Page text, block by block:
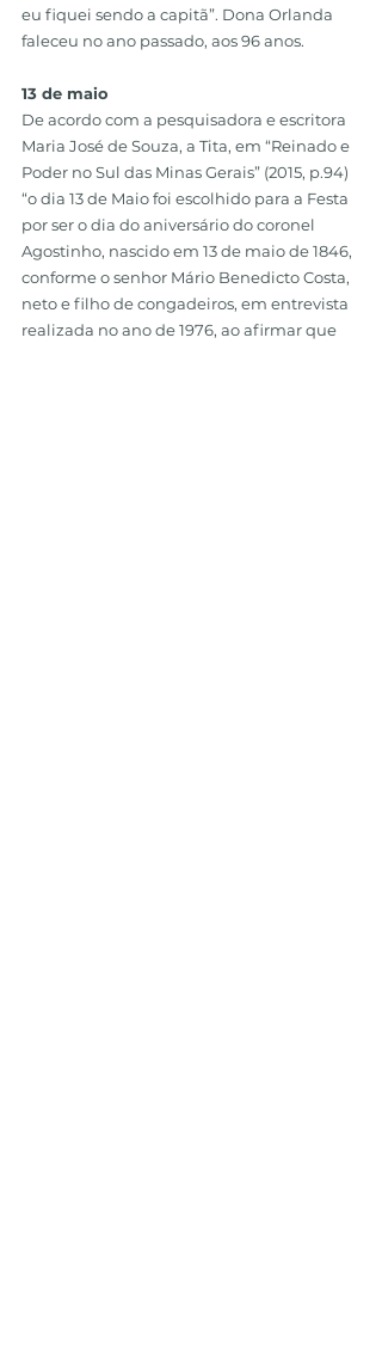
eu fiquei sendo a capitã”. Dona Orlanda
faleceu no ano passado, aos 96 anos.
13 de maio
De acordo com a pesquisadora e escritora
Maria José de Souza, a Tita, em “Reinado e
Poder no Sul das Minas Gerais” (2015, p.94)
“o dia 13 de Maio foi escolhido para a Festa
por ser o dia do aniversário do coronel
Agostinho, nascido em 13 de maio de 1846,
conforme o senhor Mário Benedicto Costa,
neto e filho de congadeiros, em entrevista
realizada no ano de 1976, ao afirmar que